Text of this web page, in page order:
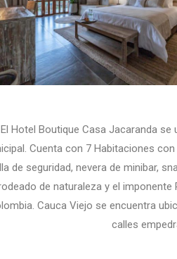
El Hotel Boutique Casa Jacaranda
Cuenta con 7 Habitaciones
de seguridad, nevera de minibar,
de naturaleza y el
Cauca Viejo se encuentra u
calles